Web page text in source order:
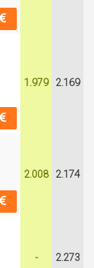
1.979 2.169
2.008 2.174
- 2.273